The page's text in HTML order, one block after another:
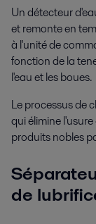
Un détecteur
et remonte en
à l'unité de
fonction de la
l'eau et les boues.
Le processus de
qui élimine
produits nobles
de